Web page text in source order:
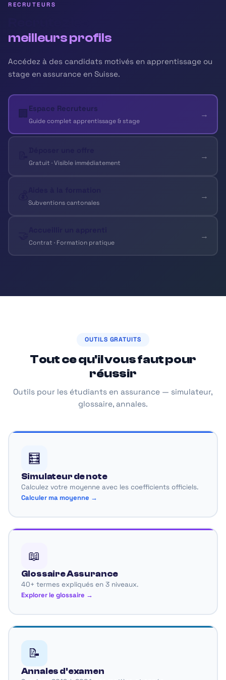
RECRUTEURS
meilleurs profils
Accédez à des candidats motivés en apprentissage ou
stage en assurance en Suisse.
🏢 Espace Recruteurs
Guide complet apprentissage & stage
→
Gratuit · Visible immédiatement
→
Subventions cantonales
→
Contrat · Formation pratique
→
OUTILS GRATUITS
Tout ce qu'il vous faut pour
réussir
Outils pour les étudiants en assurance — simulateur,
glossaire, annales.
🧮
Simulateur de note
Calculez votre moyenne avec les coefficients officiels.
Calculer ma moyenne →
📖
Glossaire Assurance
40+ termes expliqués en 3 niveaux.
Explorer le glossaire →
📝
Annales d'examen